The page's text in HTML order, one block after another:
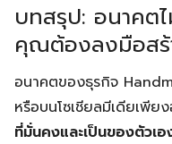
บทสรุป: อนาคต
คุณต้องลงมือส
อนาคตของธุรกิจ
หรือบนโซเชียลมีเดียเพีย
ที่มั่นคงและเป็นของตัวเอ